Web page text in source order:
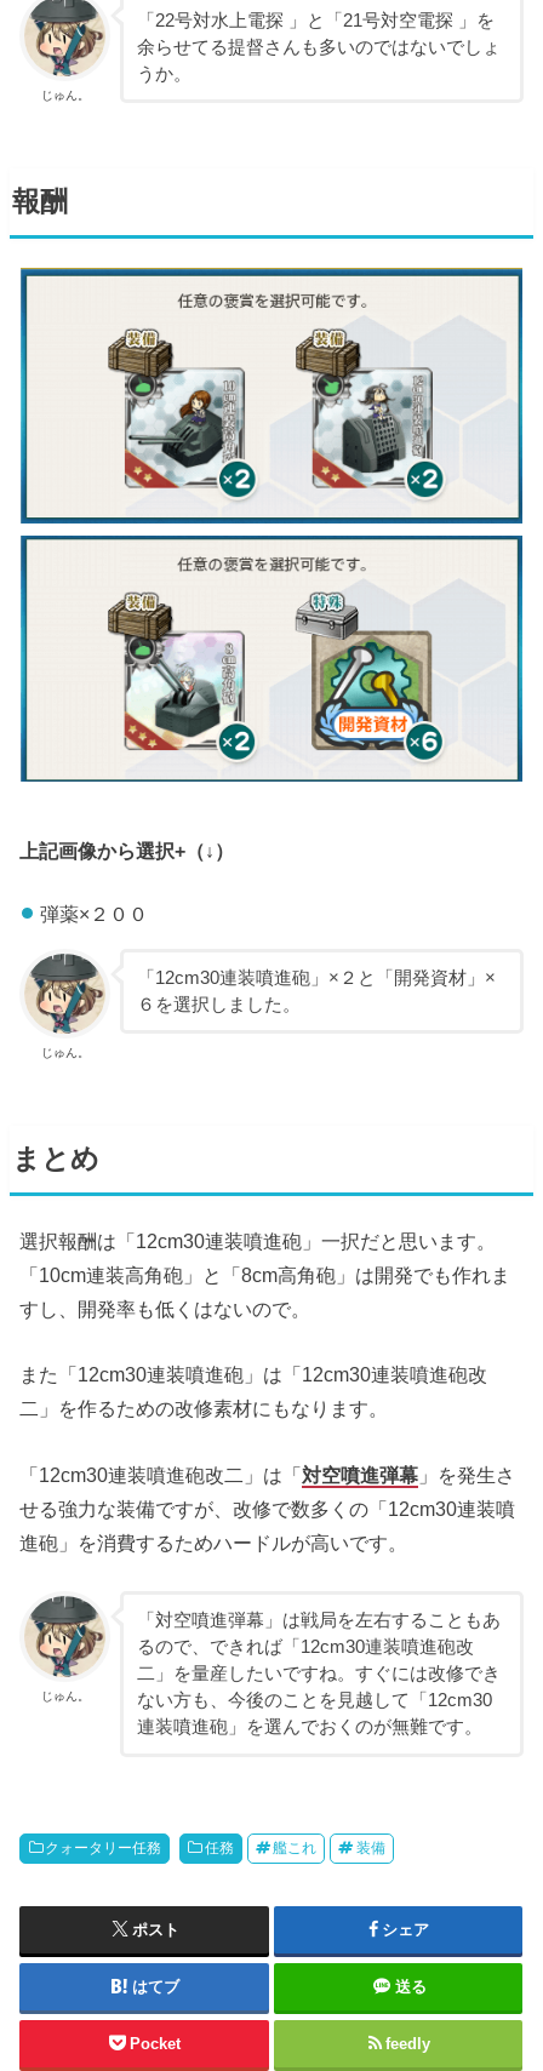
じゅん。
「22号対水上電探 」と「21号対空電探 」を
余らせてる提督さんも多いのではないでしょ
うか。
報酬
上記画像から選択+（↓）
弾薬×２００
じゅん。
「12cm30連装噴進砲」×２と「開発資材」×
６を選択しました。
まとめ
選択報酬は「12cm30連装噴進砲」一択だと思います。
「10cm連装高角砲」と「8cm高角砲」は開発でも作れま
すし、開発率も低くはないので。
また「12cm30連装噴進砲」は「12cm30連装噴進砲改
二」を作るための改修素材にもなります。
「12cm30連装噴進砲改二」は「対空噴進弾幕 」を発生さ
せる強力な装備ですが、改修で数多くの「12cm30連装噴
進砲」を消費するためハードルが高いです。
じゅん。
「対空噴進弾幕」は戦局を左右することもあ
るので、できれば「12cm30連装噴進砲改
二」を量産したいですね。すぐには改修でき
ない方も、今後のことを見越して「12cm30
連装噴進砲」を選んでおくのが無難です。
クォータリー任務 任務 艦これ 装備
ポスト シェア
はてブ 送る
Pocket feedly